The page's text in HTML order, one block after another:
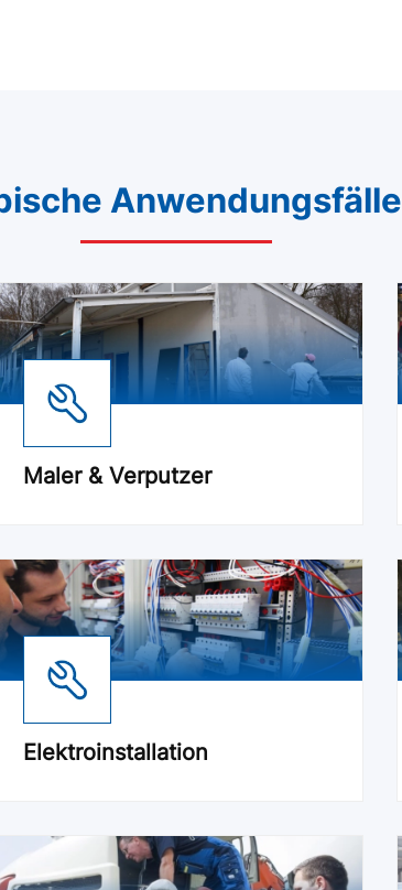
Anwendungsfälle
Maler & Verputzer
Elektroinstallation